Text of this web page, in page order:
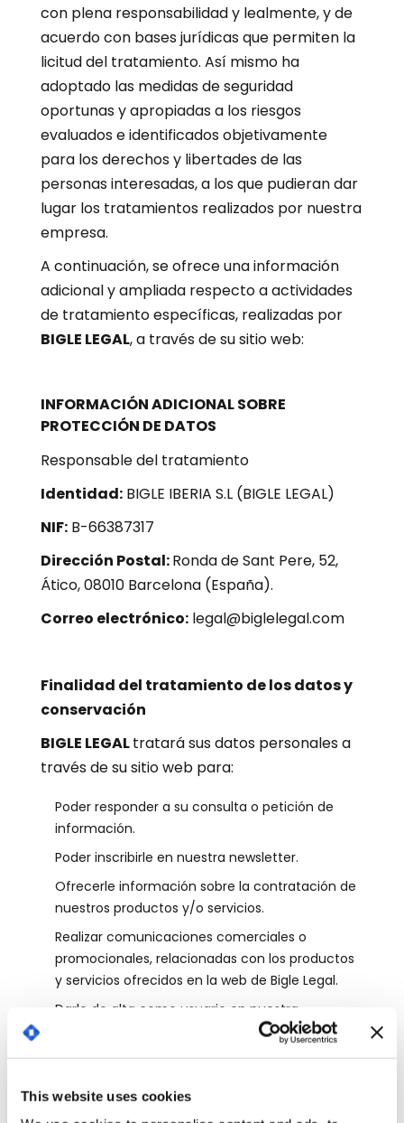
This website uses cookies
con plena responsabilidad y lealmente, y de
acuerdo con bases jurídicas que permiten la
licitud del tratamiento. Así mismo ha
adoptado las medidas de seguridad
oportunas y apropiadas a los riesgos
evaluados e identificados objetivamente
para los derechos y libertades de las
personas interesadas, a los que pudieran dar
lugar los tratamientos realizados por nuestra
empresa.
A continuación, se ofrece una información
adicional y ampliada respecto a actividades
de tratamiento específicas, realizadas por
BIGLE LEGAL, a través de su sitio web:
INFORMACIÓN ADICIONAL SOBRE
PROTECCIÓN DE DATOS
Responsable del tratamiento
Identidad:BIGLE IBERIA S.L (BIGLE LEGAL)
NIF:B-66387317
Dirección Postal:Ronda de Sant Pere, 52,
Ático, 08010 Barcelona (España).
Correo electrónico:legal@biglelegal.com
Finalidad del tratamiento de los datos y
conservación
BIGLE LEGALtratará sus datos personales a
través de su sitio web para:
Poder responder a su consulta o petición de
información.
Poder inscribirle en nuestra newsletter.
Ofrecerle información sobre la contratación de
nuestros productos y/o servicios.
Realizar comunicaciones comerciales o
promocionales, relacionadas con los productos
y servicios ofrecidos en la web de Bigle Legal.
Darle de alta como usuario en nuestra
Tramitar los productos y servicios que usted nos